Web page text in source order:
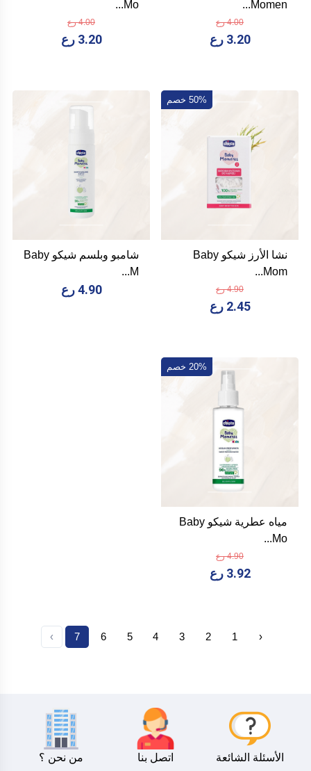
Momen...
4.00 رع
3.20 رع
Mo...
4.00 رع
3.20 رع
50% خصم
نشا الأرز شيكو Baby
Mom...
4.90 رع
2.45 رع
شامبو وبلسم شيكو Baby
M...
4.90 رع
20% خصم
مياه عطرية شيكو Baby
Mo...
4.90 رع
3.92 رع
‹
1
2
3
4
5
6
7
›
من نحن ؟ اتصل بنا الأسئلة الشائعة